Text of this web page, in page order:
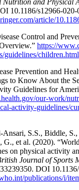
Nutrition and Physical
10.1186/s12966-020-
article/
Control and
https://
guidelines/children.html
Prevention and
to Know About the
Guidelines for
our-work/
activity-guidelines/
S.S., Biddle,
G., et al. (2020).
on physical activity
Journal of Sports
DOI
publications/i/